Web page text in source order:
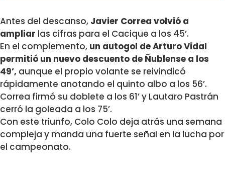
Antes del descanso, Javier Correa volvió a
ampliar las cifras para el Cacique a los 45’.
En el complemento, un autogol de Arturo Vidal
permitió un nuevo descuento de Ñublense a los
49’, aunque el propio volante se reivindicó
rápidamente anotando el quinto albo a los 56’.
Correa firmó su doblete a los 61’ y Lautaro Pastrán
cerró la goleada a los 75’.
Con este triunfo, Colo Colo deja atrás una semana
compleja y manda una fuerte señal en la lucha por
el campeonato.